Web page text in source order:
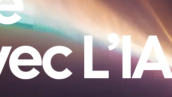
L’IA